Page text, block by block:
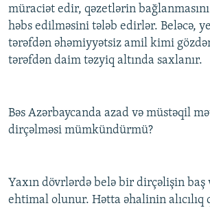
müraciət edir, qəzetlərin
həbs edilməsini tələb edirlər. Beləcə,
tərəfdən əhəmiyyətsiz amil kimi
tərəfdən daim təzyiq altında saxlanır.
Bəs Azərbaycanda azad və müstəqil
dirçəlməsi mümkündürmü?
Yaxın dövrlərdə belə bir dirçəlişin baş
ehtimal olunur. Hətta əhalinin